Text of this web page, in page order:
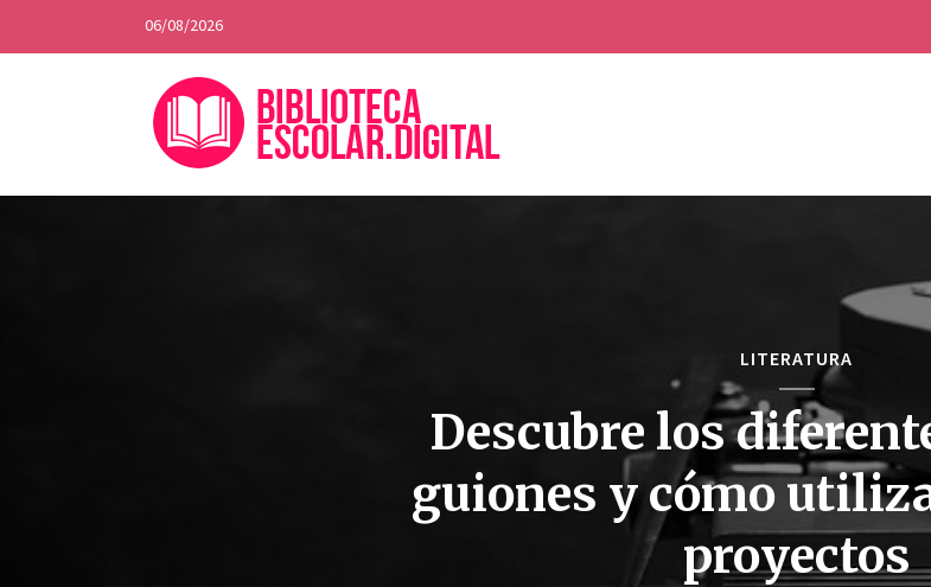
06/08/2026
LITERATURA
Descubre los
guiones y cómo
proyectos